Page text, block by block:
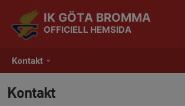
Kontakt
IK GÖTA BROMMA
OFFICIELL HEMSIDA
Kontakt